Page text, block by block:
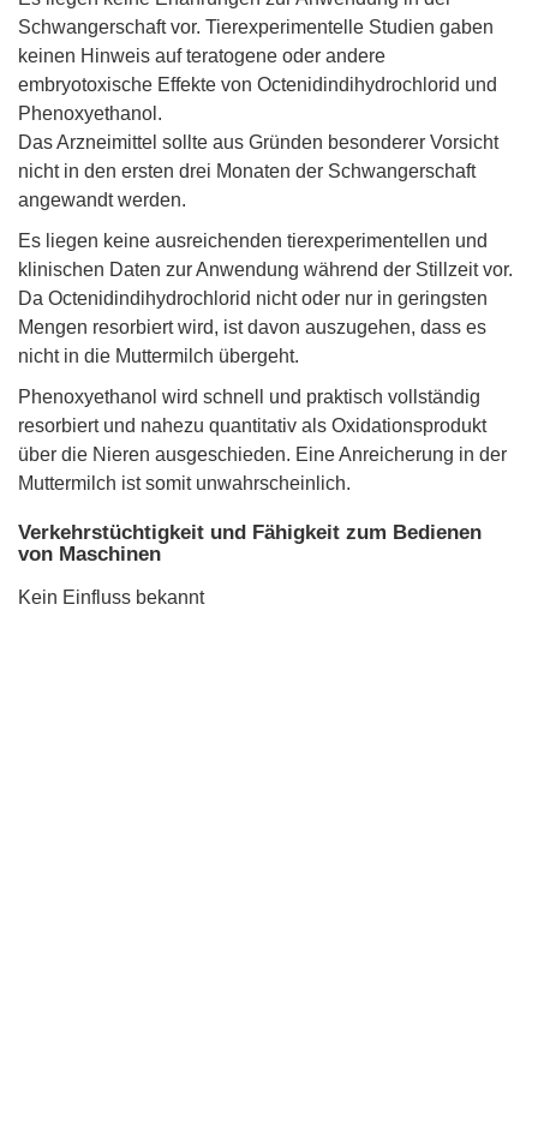
Schwangerschaft vor. Tierexperimentelle Studien gaben
keinen Hinweis auf teratogene oder andere
embryotoxische Effekte von Octenidindihydrochlorid und
Phenoxyethanol.
Das Arzneimittel sollte aus Gründen besonderer Vorsicht
nicht in den ersten drei Monaten der Schwangerschaft
angewandt werden.
Es liegen keine ausreichenden tierexperimentellen und
klinischen Daten zur Anwendung während der Stillzeit vor.
Da Octenidindihydrochlorid nicht oder nur in geringsten
Mengen resorbiert wird, ist davon auszugehen, dass es
nicht in die Muttermilch übergeht.
Phenoxyethanol wird schnell und praktisch vollständig
resorbiert und nahezu quantitativ als Oxidationsprodukt
über die Nieren ausgeschieden. Eine Anreicherung in der
Muttermilch ist somit unwahrscheinlich.
Verkehrstüchtigkeit und Fähigkeit zum Bedienen
von Maschinen
Kein Einfluss bekannt